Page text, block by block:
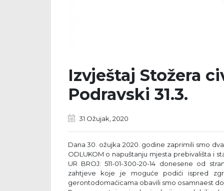
Izvještaj Stožera
Podravski 31.3.
31 Ožujak, 2020
Dana 30. ožujka 2020. godine zaprimili smo
ODLUKOM o napuštanju mjesta prebivališta i
UR BROJ: 511-01-300-20-14 donesene od
zahtjeve koje je moguće podići ispred
gerontodomaćicama obavili smo osamnaest